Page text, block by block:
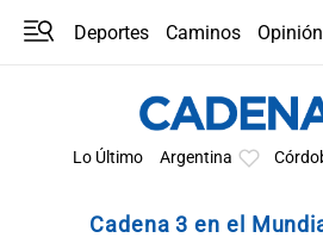
Deportes Caminos
Opinión
Lo Último Argentina
Cadena 3 en el